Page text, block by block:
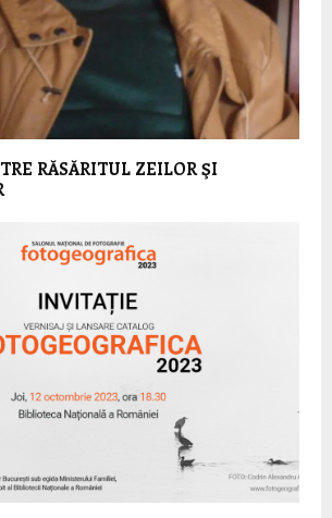
RĂSĂRITUL ZEILOR ŞI